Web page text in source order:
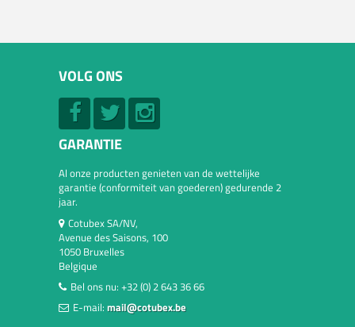
VOLG ONS
GARANTIE
Al onze producten genieten van de wettelijke
garantie (conformiteit van goederen) gedurende 2
jaar.
Cotubex SA/NV,
Avenue des Saisons, 100
1050 Bruxelles
Belgique
Bel ons nu: +32 (0) 2 643 36 66
E-mail: mail@cotubex.be